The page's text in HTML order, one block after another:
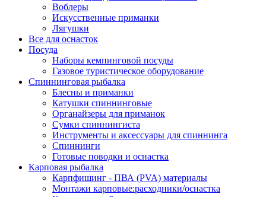
Воблеры
Искусственные приманки
Лягушки
Все для оснасток
Посуда
Наборы кемпинговой посуды
Газовое туристическое оборудование
Спиннинговая рыбалка
Блесны и приманки
Катушки спиннинговые
Органайзеры для приманок
Сумки спиннингиста
Инструменты и аксессуары для спиннинга
Спиннинги
Готовые поводки и оснастка
Карповая рыбалка
Карпфишинг - ПВА (PVA) материалы
Монтажи карповые:расходники/оснастка